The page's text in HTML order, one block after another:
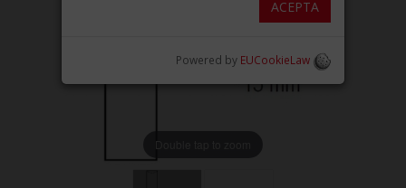
Double tap to zoom
ACEPTA
Powered by EUCookieLaw